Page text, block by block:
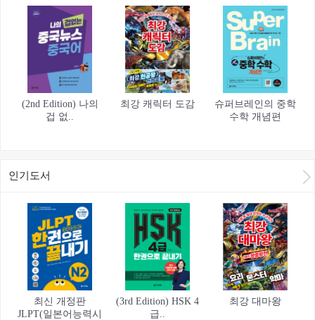
(2nd Edition) 나의
겁 없..
최강 캐릭터 도감
슈퍼브레인의 중학
수학 개념편
인기도서
최신 개정판
JLPT(일본어능력시
(3rd Edition) HSK 4
급..
최강 대마왕